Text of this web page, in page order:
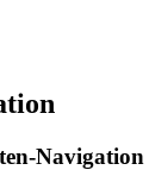
Navigation